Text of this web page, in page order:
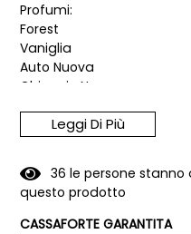
Profumi:
Forest
Vaniglia
Auto Nuova
Ghiaccio Nero
Pacchetto Mix 10pz
Pacchetto Mix 20pz
Leggi Di Più
36 le persone
questo prodotto
CASSAFORTE GARANTITA